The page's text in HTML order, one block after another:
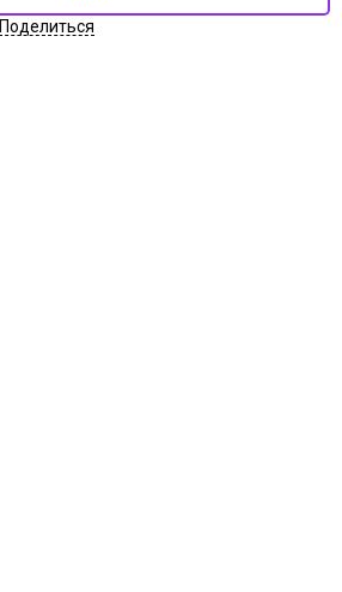
Поделиться